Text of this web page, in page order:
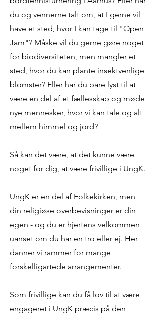
du og vennerne talt om, at I gerne vil
have et sted, hvor I kan tage til "Open
Jam"? Måske vil du gerne gøre noget
for biodiversiteten, men mangler et
sted, hvor du kan plante insektvenlige
blomster? Eller har du bare lyst til at
være en del af et fællesskab og møde
nye mennesker, hvor vi kan tale og alt
mellem himmel og jord?
Så kan det være, at det kunne være
noget for dig, at være frivillige i UngK.
UngK er en del af Folkekirken, men
din religiøse overbevisninger er din
egen - og du er hjertens velkommen
uanset om du har en tro eller ej. Her
danner vi rammer for mange
forskelligartede arrangementer.
Som frivillige kan du få lov til at være
engageret i UngK præcis på den